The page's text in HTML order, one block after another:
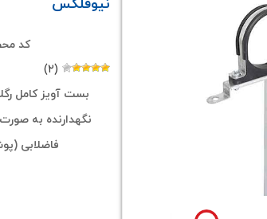
نیوفلکس
کد محصول :
(۲)
بست آویز کامل
نگهدارنده به
فاضلابی